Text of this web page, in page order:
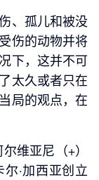
、孤儿和被没
伤的动物并将
下，这并不可
太久或者只在
局的观点，在
维亚尼（+）
·加西亚创立